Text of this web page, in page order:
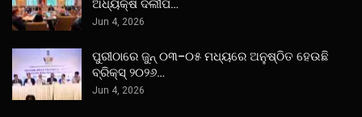
ଅଧ୍ୟକ୍ଷ ଦିଲୀପ…
Jun 4, 2026
ପୁରୀଠାରେ ଜୁନ୍ ୦୩–୦୫ ମଧ୍ୟରେ ଅନୁଷ୍ଠିତ ହେଉଛି
ବ୍ରିକ୍ସ୍ ୨୦୨୬…
Jun 4, 2026